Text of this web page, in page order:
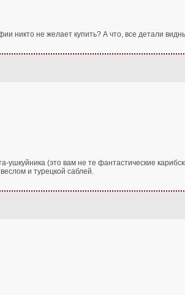
никто не желает купить? А что, все детали
ушкуйника (это вам не те фантастические
и турецкой саблей.